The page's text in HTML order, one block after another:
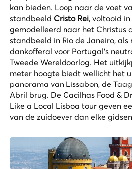
kan bieden. Loop naar de voet
standbeeld Cristo Rei, voltooid
gemodelleerd naar het Christus
standbeeld in Rio de Janeiro, als
dankofferal voor Portugal’s
Tweede Wereldoorlog. Het
meter hoogte biedt wellicht het
panorama van Lissabon, de
Abril brug. De Cacilhas Food &
Like a Local Lisboa tour geven
van de zuidoever dan elke